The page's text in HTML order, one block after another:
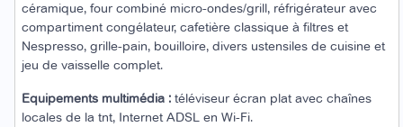
céramique, four combiné micro-ondes/grill, réfrigérateur avec
compartiment congélateur, cafetière classique à filtres et
Nespresso, grille-pain, bouilloire, divers ustensiles de cuisine et
jeu de vaisselle complet.
Equipements multimédia : téléviseur écran plat avec chaînes
locales de la tnt, Internet ADSL en Wi-Fi.